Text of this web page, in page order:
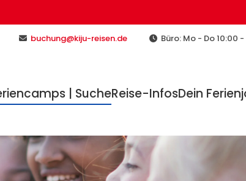
buchung@kiju-reisen.de Büro: Mo - Do 10:00 -
| SucheReise-InfosDein